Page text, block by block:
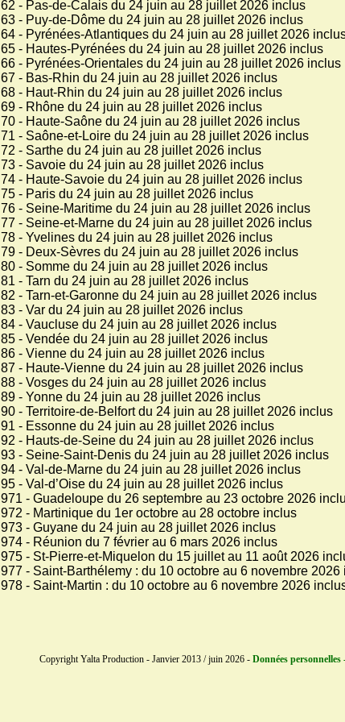
62 - Pas-de-Calais du 24 juin au 28 juillet 2026 inclus
63 - Puy-de-Dôme du 24 juin au 28 juillet 2026 inclus
64 - Pyrénées-Atlantiques du 24 juin au 28 juillet 2026
65 - Hautes-Pyrénées du 24 juin au 28 juillet 2026 inclus
66 - Pyrénées-Orientales du 24 juin au 28 juillet 2026 inclus
67 - Bas-Rhin du 24 juin au 28 juillet 2026 inclus
68 - Haut-Rhin du 24 juin au 28 juillet 2026 inclus
69 - Rhône du 24 juin au 28 juillet 2026 inclus
70 - Haute-Saône du 24 juin au 28 juillet 2026 inclus
71 - Saône-et-Loire du 24 juin au 28 juillet 2026 inclus
72 - Sarthe du 24 juin au 28 juillet 2026 inclus
73 - Savoie du 24 juin au 28 juillet 2026 inclus
74 - Haute-Savoie du 24 juin au 28 juillet 2026 inclus
75 - Paris du 24 juin au 28 juillet 2026 inclus
76 - Seine-Maritime du 24 juin au 28 juillet 2026 inclus
77 - Seine-et-Marne du 24 juin au 28 juillet 2026 inclus
78 - Yvelines du 24 juin au 28 juillet 2026 inclus
79 - Deux-Sèvres du 24 juin au 28 juillet 2026 inclus
80 - Somme du 24 juin au 28 juillet 2026 inclus
81 - Tarn du 24 juin au 28 juillet 2026 inclus
82 - Tarn-et-Garonne du 24 juin au 28 juillet 2026 inclus
83 - Var du 24 juin au 28 juillet 2026 inclus
84 - Vaucluse du 24 juin au 28 juillet 2026 inclus
85 - Vendée du 24 juin au 28 juillet 2026 inclus
86 - Vienne du 24 juin au 28 juillet 2026 inclus
87 - Haute-Vienne du 24 juin au 28 juillet 2026 inclus
88 - Vosges du 24 juin au 28 juillet 2026 inclus
89 - Yonne du 24 juin au 28 juillet 2026 inclus
90 - Territoire-de-Belfort du 24 juin au 28 juillet 2026 inclus
91 - Essonne du 24 juin au 28 juillet 2026 inclus
92 - Hauts-de-Seine du 24 juin au 28 juillet 2026 inclus
93 - Seine-Saint-Denis du 24 juin au 28 juillet 2026 inclus
94 - Val-de-Marne du 24 juin au 28 juillet 2026 inclus
95 - Val-d’Oise du 24 juin au 28 juillet 2026 inclus
971 - Guadeloupe du 26 septembre au 23 octobre 2026
972 - Martinique du 1er octobre au 28 octobre inclus
973 - Guyane du 24 juin au 28 juillet 2026 inclus
974 - Réunion du 7 février au 6 mars 2026 inclus
975 - St-Pierre-et-Miquelon du 15 juillet au 11 août 2026
977 - Saint-Barthélemy : du 10 octobre au 6 novembre 2026
978 - Saint-Martin : du 10 octobre au 6 novembre 2026
Copyright Yalta Production - Janvier 2013 / juin 2026 - Données